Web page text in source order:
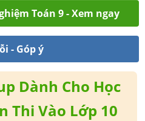
Toán 9 - Xem ngay
- Góp ý
Dành Cho Học
Thi Vào Lớp 10